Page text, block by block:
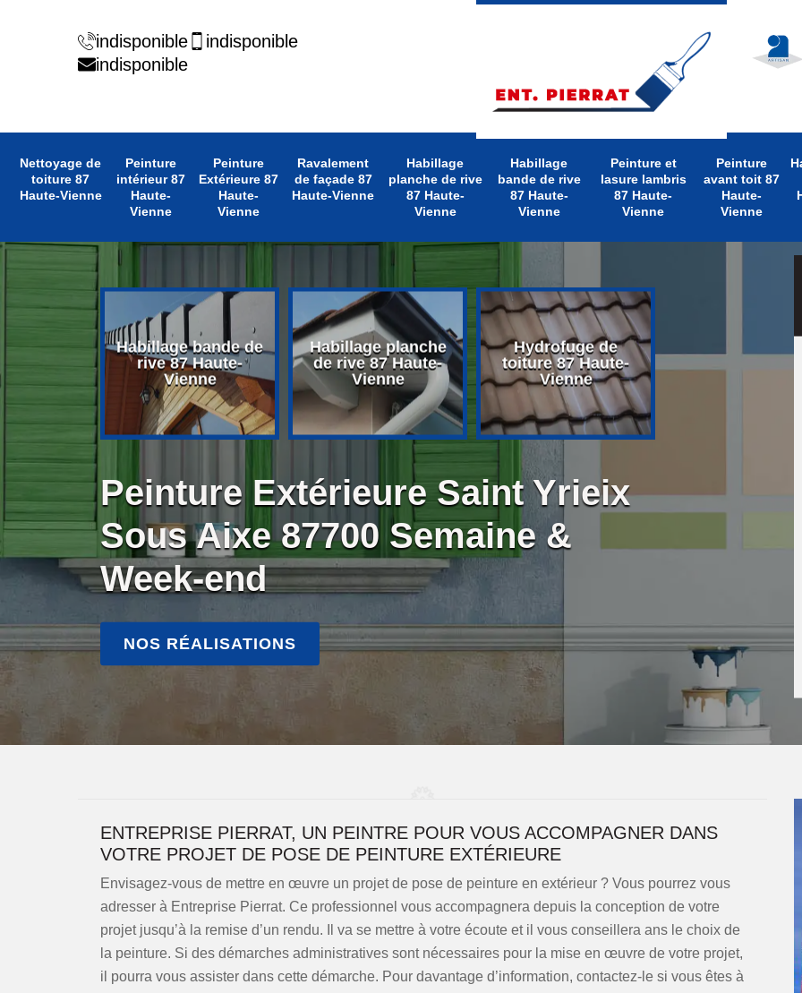
indisponible
indisponible
indisponible
Nettoyage de
toiture 87
Haute-Vienne
Peinture
intérieur 87
Haute-
Vienne
Peinture
Extérieure 87
Haute-
Vienne
Ravalement
de façade 87
Haute-Vienne
Habillage
planche de rive
87 Haute-
Vienne
Habillage
bande de rive
87 Haute-
Vienne
Peinture et
lasure lambris
87 Haute-
Vienne
Peinture
avant toit 87
Haute-
Vienne
toit
Habillage bande de
rive 87 Haute-
Vienne
Habillage planche
de rive 87 Haute-
Vienne
Hydrofuge de
toiture 87 Haute-
Vienne
toiture 87
Peinture Extérieure Saint Yrieix
Sous Aixe 87700 Semaine &
Week-end
NOS RÉALISATIONS
ENTREPRISE PIERRAT, UN PEINTRE POUR VOUS ACCOMPAGNER DANS
VOTRE PROJET DE POSE DE PEINTURE EXTÉRIEURE
Envisagez-vous de mettre en œuvre un projet de pose de peinture en extérieur ? Vous pourrez vous
adresser à Entreprise Pierrat. Ce professionnel vous accompagnera depuis la conception de votre
projet jusqu’à la remise d’un rendu. Il va se mettre à votre écoute et il vous conseillera ans le choix de
la peinture. Si des démarches administratives sont nécessaires pour la mise en œuvre de votre projet,
il pourra vous assister dans cette démarche. Pour davantage d’information, contactez-le si vous êtes à